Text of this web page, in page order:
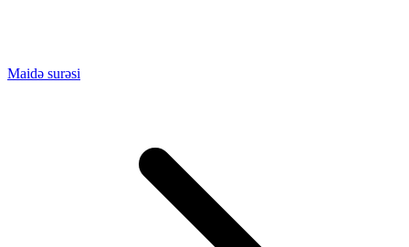
Maidə surəsi